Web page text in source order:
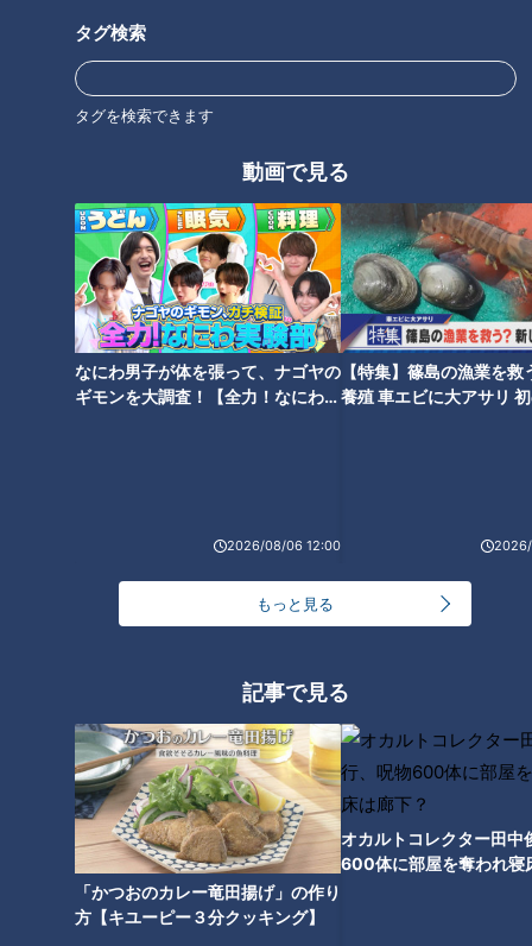
タグ検索
タグを検索できます
動画で見る
なにわ男子が体を張って、ナゴヤの
ギモンを大調査！【全力！なにわ実
2026/08/06 12:00
【特集】篠島の漁業を救
養殖 車エビに大アサリ
もっと見る
記事で見る
「かつおのカレー竜田揚げ」の作り
方【キユーピー３分クッキング】
オカルトコレクター田中
600体に部屋を奪われ寝
いているから、お食事としていただける。表面のザラメみたい
な甘さじゃないからペロッといけちゃう！」と絶賛です。
ぎ）の湯」に“たまごふわふわ”グルメがあるとのこと。
日本最古のタマゴ料理！？「たまごふわふわ」と
CBCテレビ『チャント！』
午後0時30分、スタートの三保松原から約67㎞地点。友廣アナ
自転車は袋井市へ。袋井市は2002年に開催されたワールドカ
ップで会場の1つにも選ばれた「エコパスタジアム」があるス
ポーツのまちです。
友廣アナは、和の湯の表示を発見。無事、「袋井温泉 和の
湯」に到着しました。